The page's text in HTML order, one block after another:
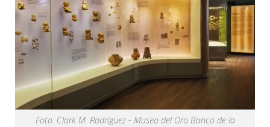
Foto: Clark M. Rodríguez - Museo del Oro Banco de la